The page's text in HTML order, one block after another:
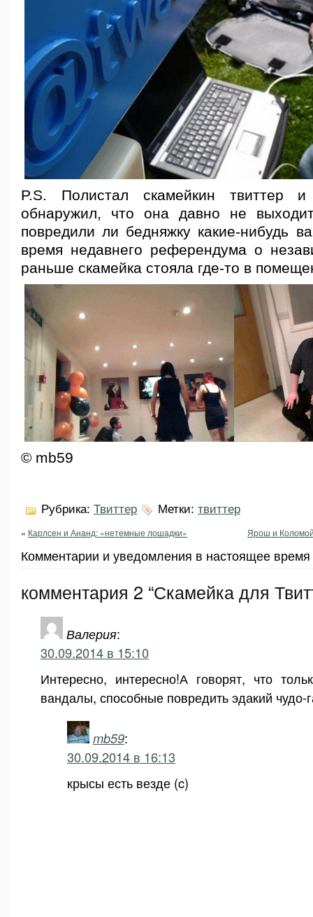
P.S. Полистал скамейкин твиттер и
обнаружил, что она давно не
повредили ли бедняжку какие-нибудь
время недавнего референдума о
раньше скамейка стояла где-то в
© mb59
Рубрика: Твиттер Метки: твиттер
« Карлсен и Ананд: «нетемные лошадки» Ярош и
Комментарии и уведомления в настоящее
комментария 2 “Скамейка для
Валерия:
30.09.2014 в 15:10
Интересно, интересно!А говорят, что
вандалы, способные повредить эдакий чудо-
mb59:
30.09.2014 в 16:13
крысы есть везде (c)